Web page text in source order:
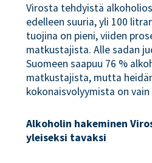
Virosta tehdyistä
edelleen suuria, yli 100
tuojina on pieni, viiden
matkustajista. Alle sadan
Suomeen saapuu 76 %
matkustajista, mutta
kokonaisvolyymista on
Alkoholin hakeminen
yleiseksi tavaksi